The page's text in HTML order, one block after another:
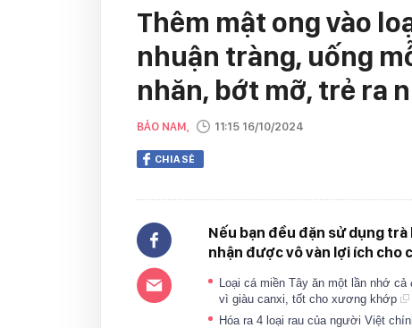
Thêm mật ong vào
nhuận tràng, uống
nhăn, bớt mỡ, trẻ ra
BẢO NAM, 11:15 16/10/2024
CHIA SẺ
Nếu bạn đều đặn sử dụng trà
nhận được vô vàn lợi ích cho
Loại cá miền Tây ăn một lần nhớ
vì giàu canxi, tốt cho xương khớp
Hóa ra 4 loại rau của người Việt